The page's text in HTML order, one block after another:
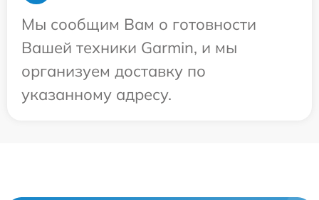
Мы сообщим Вам о готовности
Вашей техники Garmin, и мы
организуем доставку по
указанному адресу.